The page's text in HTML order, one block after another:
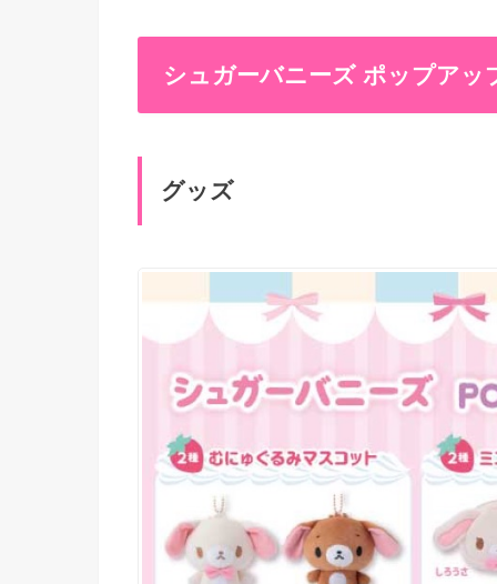
シュガーバニーズ ポップア
グッズ